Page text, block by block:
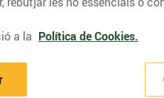
a la Política de Cookies.